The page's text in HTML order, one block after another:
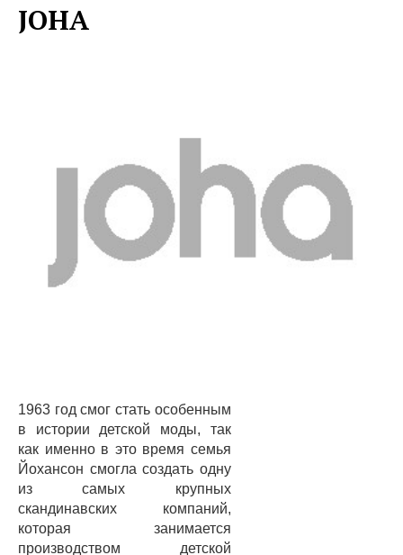
JOHA
1963 год смог стать особенным
в истории детской моды, так
как именно в это время семья
Йохансон смогла создать одну
из самых крупных
скандинавских компаний,
которая занимается
производством детской